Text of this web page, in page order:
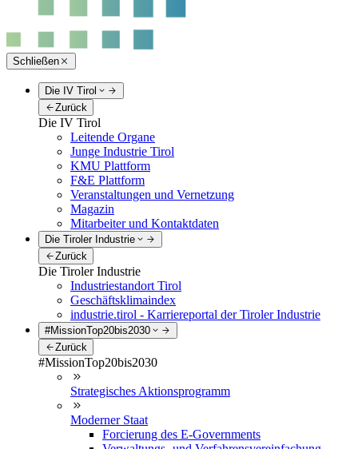
Schließen
Die IV Tirol
Zurück
Die IV Tirol
Leitende Organe
Junge Industrie Tirol
KMU Plattform
F&E Plattform
Veranstaltungen und Vernetzung
Magazin
Mitarbeiter und Kontaktdaten
Die Tiroler Industrie
Zurück
Die Tiroler Industrie
Industriestandort Tirol
Geschäftsklimaindex
industrie.tirol - Karriereportal der Tiroler Industrie
#MissionTop20bis2030
Zurück
#MissionTop20bis2030
Strategisches Aktionsprogramm
Moderner Staat
Forcierung des E-Governments